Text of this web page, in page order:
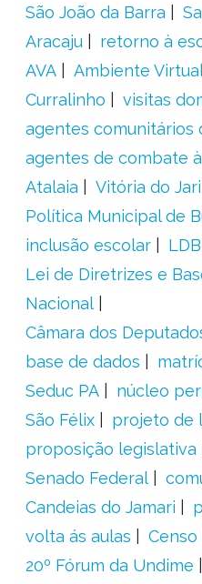
São João da Barra
Aracaju
retorno à
AVA
Ambiente
Curralinho
visitas
agentes comunitários
agentes de combate
Atalaia
Vitória do Jari
Política Municipal de
inclusão escolar
LDB
Lei de Diretrizes e
Nacional
Câmara dos
base de dados
Seduc PA
núcleo
São Félix
projeto de
proposição legislativa
Senado Federal
Candeias do Jamari
volta ás aulas
20º Fórum da Undime